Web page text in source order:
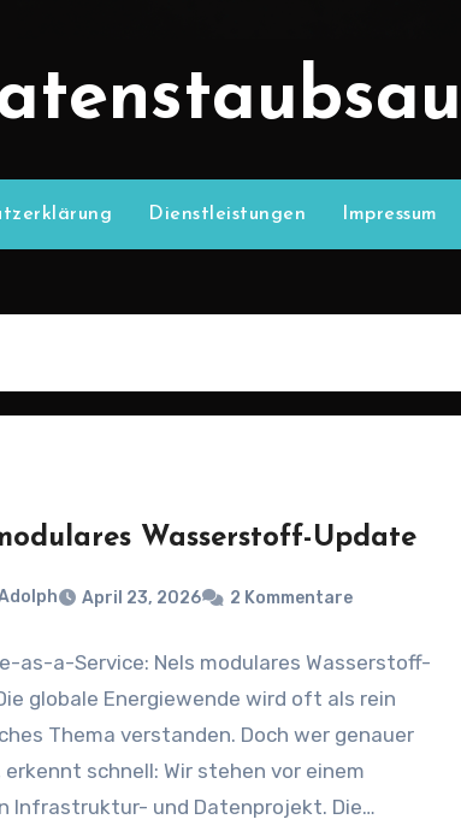
Dienstleistungen Impressum
Wasserstoff-Update
April 23, 2026 2 Kommentare
as-a-Service: Nels modulares Wasserstoff-
globale Energiewende wird oft als rein
Thema verstanden. Doch wer genauer
schnell: Wir stehen vor einem
Infrastruktur- und Datenprojekt. Die